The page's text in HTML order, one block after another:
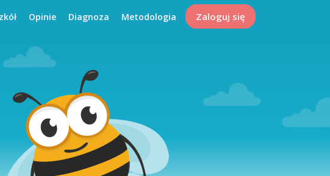
Opinie Diagnoza Metodologia Zaloguj się